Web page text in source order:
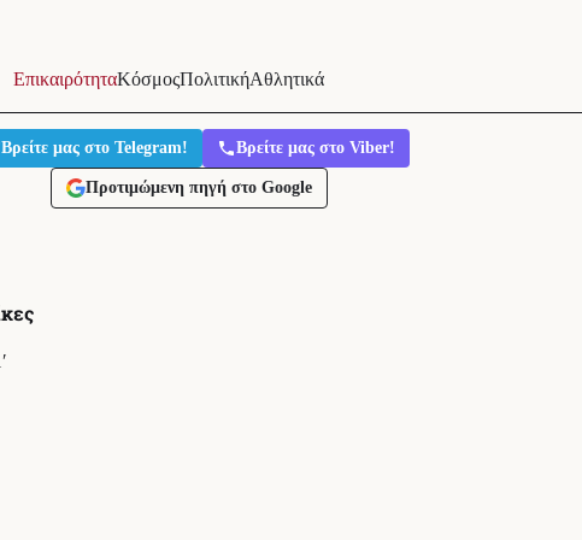
ΕπικαιρότηταΚόσμοςΠολιτικήΑθλητικά
Βρείτε μας στο Telegram! Βρείτε μας στο Viber!
Προτιμώμενη πηγή στο Google